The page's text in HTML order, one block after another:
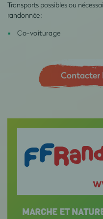
Transports possibles ou
randonnée :
Co-voiturage
Contacter
MARCHE ET